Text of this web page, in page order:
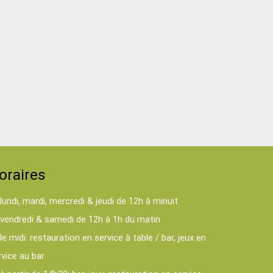
lundi, mardi, mercredi & jeudi de 12h à minuit
vendredi & samedi de 12h à 1h du matin
le midi: restauration en service à table / bar, jeux en
au bar